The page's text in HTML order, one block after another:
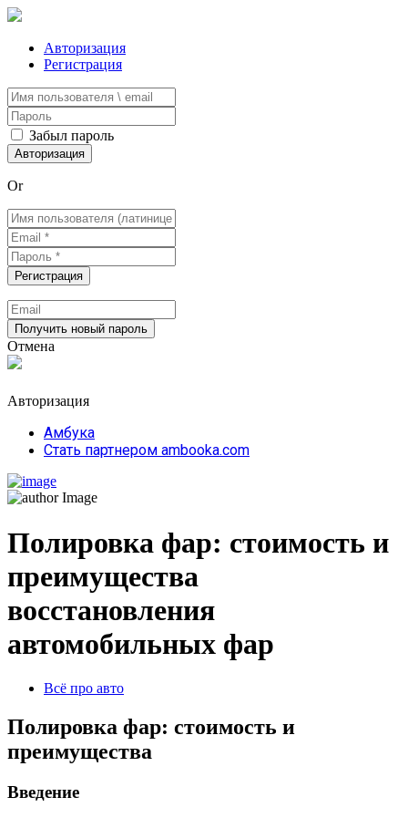
Авторизация
Регистрация
Забыл пароль
Or
Отмена
Авторизация
Амбука
Стать партнером ambooka.com
Полировка фар: стоимость и
преимущества
восстановления
автомобильных фар
Всё про авто
Полировка фар: стоимость и
преимущества
Введение